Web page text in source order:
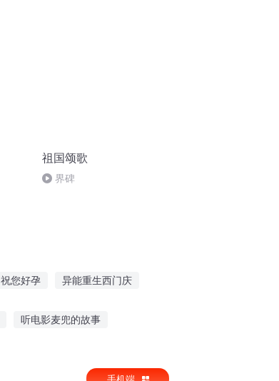
祖国颂歌
界碑
祝您好孕 异能重生西门庆
听电影麦兜的故事